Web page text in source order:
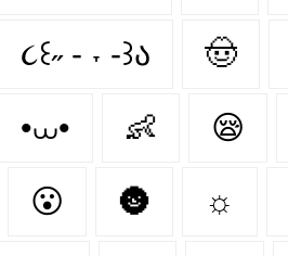
૮꒰˶ - ˕ -꒱ა 🤠
•⩊• 👶 😪
😮 🌚 ☼